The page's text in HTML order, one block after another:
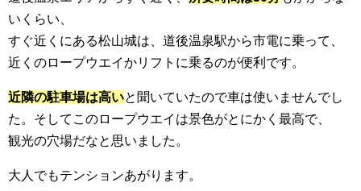
いくらい、
すぐ近くにある松山城は、道後温泉駅から市電に乗って、
近くのロープウエイかリフトに乗るのが便利です。
近隣の駐車場は高いと聞いていたので車は使いませんでし
た。そしてこのロープウエイは景色がとにかく最高で、
観光の穴場だなと思いました。
大人でもテンションあがります。